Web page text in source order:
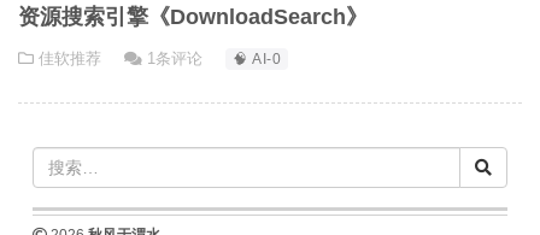
资源搜索引擎《DownloadSearch》
佳软推荐 1条评论 🧠 AI-0